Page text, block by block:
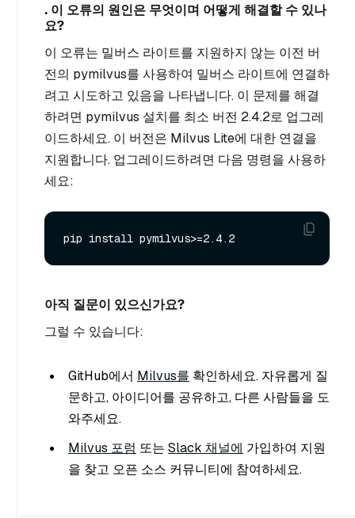
. 이 오류의 원인은 무엇이며 어떻게 해결할 수 있나
요?
이 오류는 밀버스 라이트를 지원하지 않는 이전 버
전의 pymilvus를 사용하여 밀버스 라이트에 연결하
려고 시도하고 있음을 나타냅니다. 이 문제를 해결
하려면 pymilvus 설치를 최소 버전 2.4.2로 업그레
이드하세요. 이 버전은 Milvus Lite에 대한 연결을
지원합니다. 업그레이드하려면 다음 명령을 사용하
세요:
아직 질문이 있으신가요?
그럴 수 있습니다:
GitHub에서 Milvus를 확인하세요. 자유롭게 질
문하고, 아이디어를 공유하고, 다른 사람들을 도
와주세요.
Milvus 포럼 또는 Slack 채널에 가입하여 지원
을 찾고 오픈 소스 커뮤니티에 참여하세요.